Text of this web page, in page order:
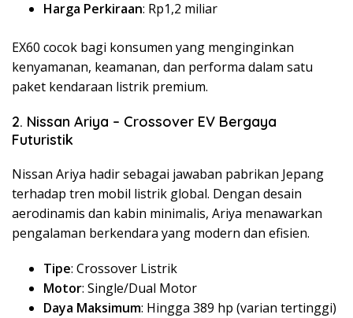
Harga Perkiraan: Rp1,2 miliar
EX60 cocok bagi konsumen yang menginginkan
kenyamanan, keamanan, dan performa dalam satu
paket kendaraan listrik premium.
2. Nissan Ariya – Crossover EV Bergaya
Futuristik
Nissan Ariya hadir sebagai jawaban pabrikan Jepang
terhadap tren mobil listrik global. Dengan desain
aerodinamis dan kabin minimalis, Ariya menawarkan
pengalaman berkendara yang modern dan efisien.
Tipe: Crossover Listrik
Motor: Single/Dual Motor
Daya Maksimum: Hingga 389 hp (varian tertinggi)